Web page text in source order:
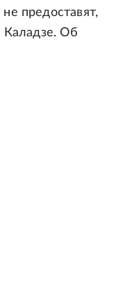
предоставят,
Каладзе. Об